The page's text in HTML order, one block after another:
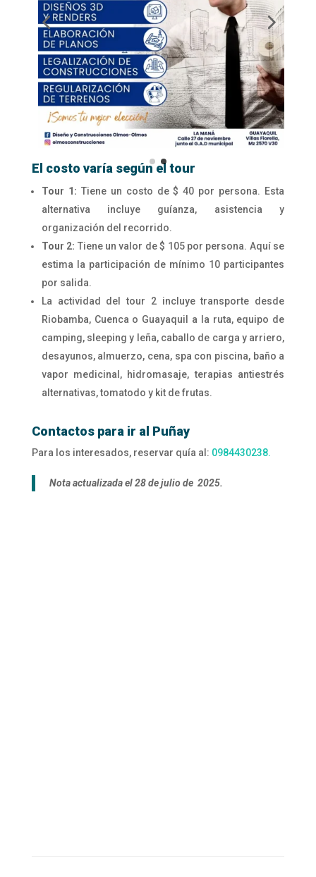
El costo varía según el tour
Tour 1: Tiene un costo de $ 40 por persona. Esta
alternativa incluye guíanza, asistencia y
organización del recorrido.
Tour 2: Tiene un valor de $ 105 por persona. Aquí se
estima la participación de mínimo 10 participantes
por salida.
La actividad del tour 2 incluye transporte desde
Riobamba, Cuenca o Guayaquil a la ruta, equipo de
camping, sleeping y leña, caballo de carga y arriero,
desayunos, almuerzo, cena, spa con piscina, baño a
vapor medicinal, hidromasaje, terapias antiestrés
alternativas, tomatodo y kit de frutas.
Contactos para ir al Puñay
Para los interesados, reservar quía al: 0984430238.
Nota actualizada el 28 de julio de 2025.